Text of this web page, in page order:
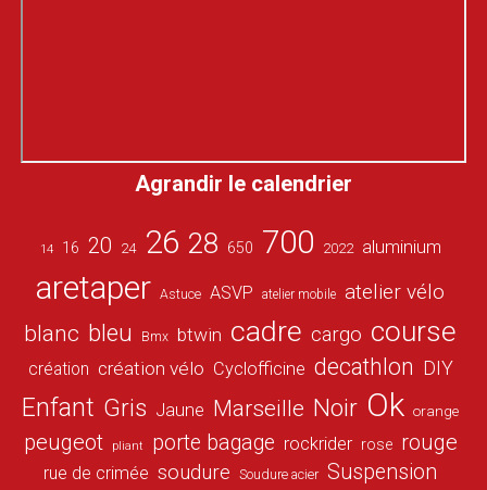
Agrandir le calendrier
14 16 20 24 26 28 650 700 2022 aluminium
aretaper Astuce ASVP atelier mobile atelier vélo
blanc bleu Bmx btwin cadre cargo course
création création vélo Cyclofficine decathlon DIY
Enfant Gris Jaune Marseille Noir Ok orange
peugeot pliant porte bagage rockrider rose rouge
rue de crimée soudure Soudure acier Suspension